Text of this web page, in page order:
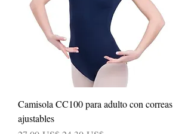
Camisola CC100 para adulto con correas
ajustables